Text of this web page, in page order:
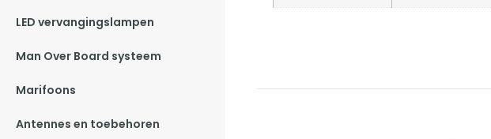
LED vervangingslampen
Man Over Board systeem
Marifoons
Antennes en toebehoren